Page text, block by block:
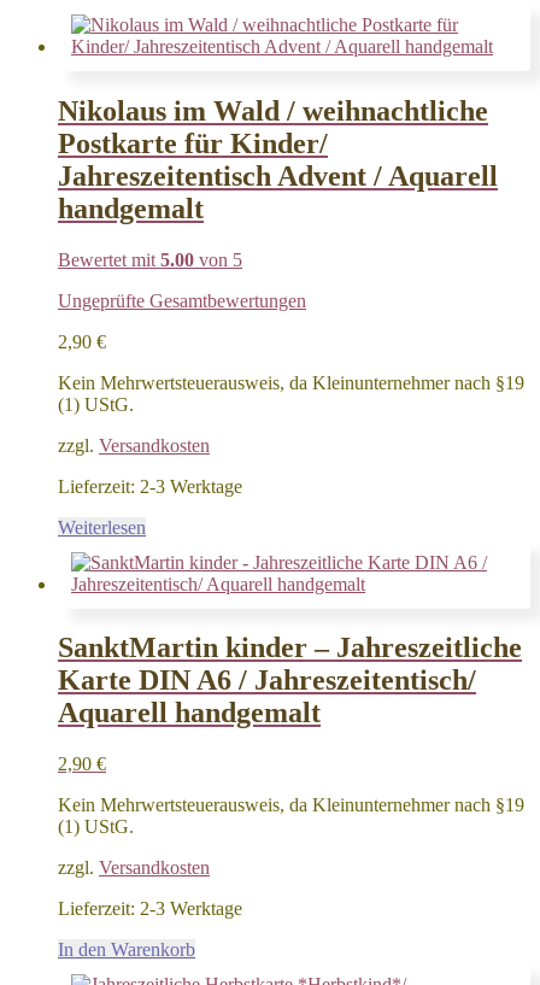
Nikolaus im Wald / weihnachtliche
Postkarte für Kinder/
Jahreszeitentisch Advent / Aquarell
handgemalt
Bewertet mit 5.00 von 5
Ungeprüfte Gesamtbewertungen
2,90 €
Kein Mehrwertsteuerausweis, da Kleinunternehmer nach §19
(1) UStG.
zzgl. Versandkosten
Lieferzeit: 2-3 Werktage
Weiterlesen
SanktMartin kinder – Jahreszeitliche
Karte DIN A6 / Jahreszeitentisch/
Aquarell handgemalt
2,90 €
Kein Mehrwertsteuerausweis, da Kleinunternehmer nach §19
(1) UStG.
zzgl. Versandkosten
Lieferzeit: 2-3 Werktage
In den Warenkorb